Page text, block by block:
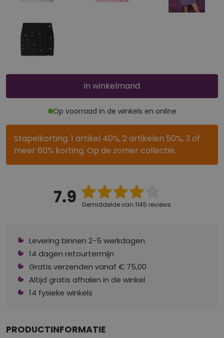
in winkelmand
Op voorraad in de winkels en online
Stapelkorting: 1 artikel 40%, 2 artikelen 50%, 3 of
meer 60% korting. Op de zomer collectie.
7.9 Gemiddelde van 1145 reviews
Levering binnen 2-5 werkdagen
14 dagen retourtermijn
Gratis verzenden vanaf € 75,00
Altijd gratis afhalen in de winkel
14 fysieke winkels
PRODUCTINFORMATIE